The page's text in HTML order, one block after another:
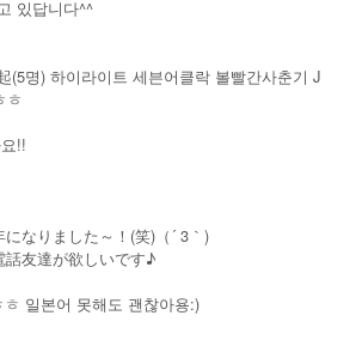
있답니다^^
(5명) 하이라이트 세븐어클락 볼빨간사춘기 J
ㅎ
!!
なりました～！(笑)（´ 3｀)
友達が欲しいです♪
일본어 못해도 괜찮아용:)